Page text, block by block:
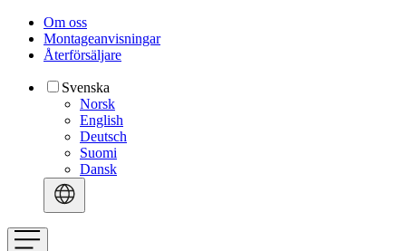
Om oss
Montageanvisningar
Återförsäljare
Svenska
Norsk
English
Deutsch
Suomi
Dansk